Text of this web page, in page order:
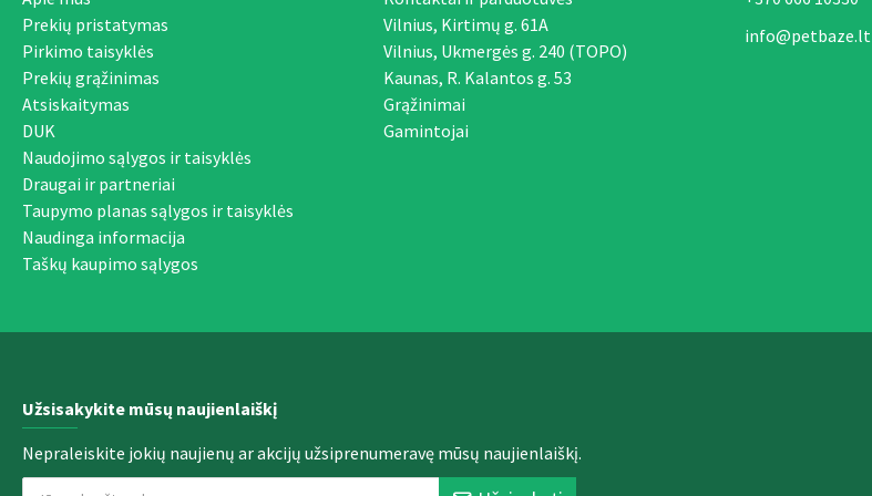
Prekių pristatymas
Pirkimo taisyklės
Prekių grąžinimas
Atsiskaitymas
DUK
Naudojimo sąlygos ir taisyklės
Draugai ir partneriai
Taupymo planas sąlygos ir taisyklės
Naudinga informacija
Taškų kaupimo sąlygos
Vilnius, Kirtimų g. 61A
Vilnius, Ukmergės g. 240 (TOPO)
Kaunas, R. Kalantos g. 53
Grąžinimai
Gamintojai
info@petbaze.lt
Užsisakykite mūsų naujienlaiškį
Nepraleiskite jokių naujienų ar akcijų užsiprenumeravę mūsų naujienlaiškį.